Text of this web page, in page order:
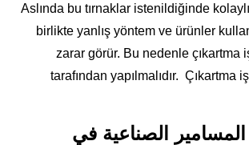
Aslında bu tırnaklar istenildiğinde
birlikte yanlış yöntem ve ürünler
zarar görür. Bu nedenle çıkartma
tarafından yapılmalıdır. Çıkartma
الصناعية في